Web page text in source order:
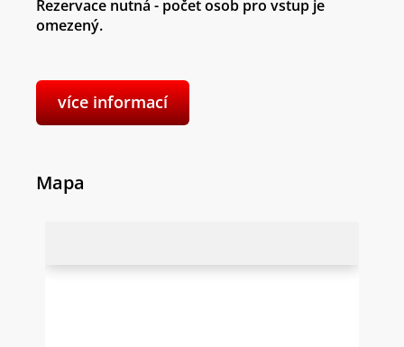
Rezervace nutná - počet osob pro vstup je
omezený.
více informací
Mapa